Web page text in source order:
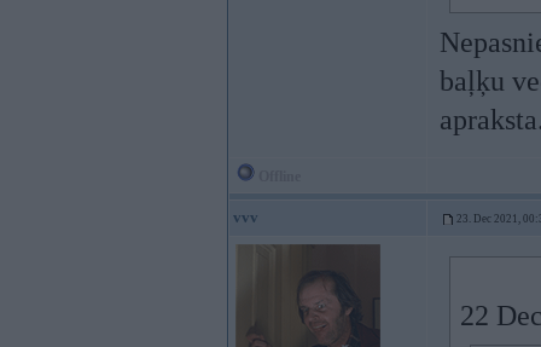
baļķu
vvv 23. Dec 2021,
22